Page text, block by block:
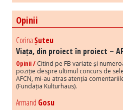
Opinii
CorinaȘuteu
Viața, din proiect în proiect –
Opinii / Citind pe FB variate și
poziție despre ultimul concurs de
AFCN, mi-au atras atenția
(Fundația Kulturhaus).
Armand Gosu